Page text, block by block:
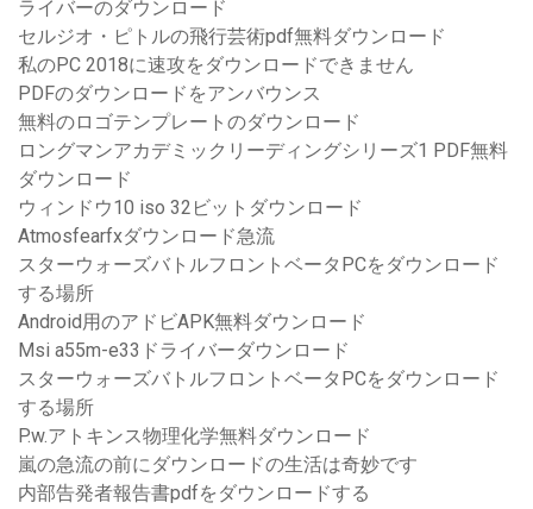
ライバーのダウンロード
セルジオ・ピトルの飛行芸術pdf無料ダウンロード
私のPC 2018に速攻をダウンロードできません
PDFのダウンロードをアンバウンス
無料のロゴテンプレートのダウンロード
ロングマンアカデミックリーディングシリーズ1 PDF無料
ダウンロード
ウィンドウ10 iso 32ビットダウンロード
Atmosfearfxダウンロード急流
スターウォーズバトルフロントベータPCをダウンロード
する場所
Android用のアドビAPK無料ダウンロード
Msi a55m-e33ドライバーダウンロード
スターウォーズバトルフロントベータPCをダウンロード
する場所
P.w.アトキンス物理化学無料ダウンロード
嵐の急流の前にダウンロードの生活は奇妙です
内部告発者報告書pdfをダウンロードする